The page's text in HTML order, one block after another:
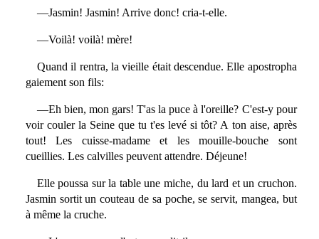
—Jasmin! Jasmin! Arrive donc! cria-t-elle.
—Voilà! voilà! mère!
Quand il rentra, la vieille était descendue. Elle apostropha
gaiement son fils:
—Eh bien, mon gars! T'as la puce à l'oreille? C'est-y pour
voir couler la Seine que tu t'es levé si tôt? A ton aise, après
tout! Les cuisse-madame et les mouille-bouche sont
cueillies. Les calvilles peuvent attendre. Déjeune!
Elle poussa sur la table une miche, du lard et un cruchon.
Jasmin sortit un couteau de sa poche, se servit, mangea, but
à même la cruche.